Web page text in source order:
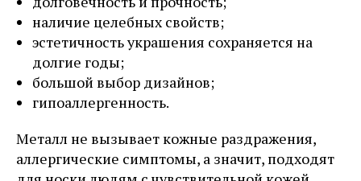
наличие целебных свойств;
эстетичность украшения сохраняется на
долгие годы;
большой выбор дизайнов;
гипоаллергенность.
Металл не вызывает кожные раздражения,
аллергические симптомы, а значит, подходят